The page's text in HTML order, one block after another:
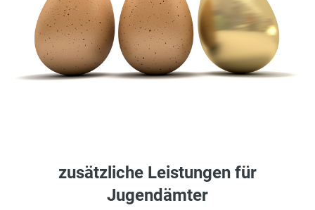
zusätzliche Leistungen für
Jugendämter